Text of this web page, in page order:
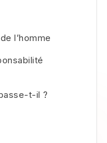
l’homme
t-il ?